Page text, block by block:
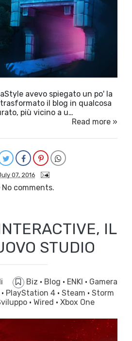
avevo spiegato un po' la
il blog in qualcosa
più vicino a u…
Read more »
07, 2016
No comments.
IL
STUDIO
Biz · Blog · ENKI · Gamera
· PlayStation 4 · Steam · Storm
· Wired · Xbox One